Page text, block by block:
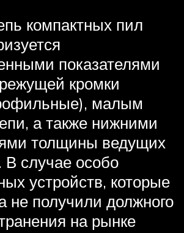
компактных пил
показателями
кромки
малым
а также нижними
толщины ведущих
В случае особо
устройств, которые
не получили должного
на рынке